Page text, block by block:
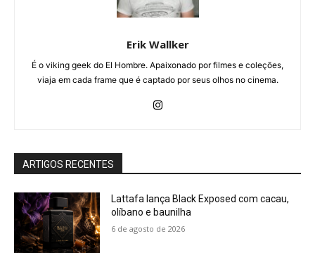
Erik Wallker
É o viking geek do El Hombre. Apaixonado por filmes e coleções,
viaja em cada frame que é captado por seus olhos no cinema.
ARTIGOS RECENTES
Lattafa lança Black Exposed com cacau,
olíbano e baunilha
6 de agosto de 2026